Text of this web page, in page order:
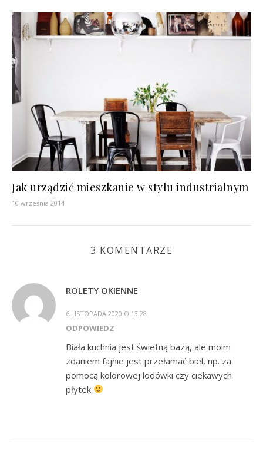
Jak urządzić mieszkanie w stylu industrialnym
10 września 2014
3 KOMENTARZE
ROLETY OKIENNE
6 LISTOPADA 2020 O 13:28
ODPOWIEDZ
Biała kuchnia jest świetną bazą, ale moim
zdaniem fajnie jest przełamać biel, np. za
pomocą kolorowej lodówki czy ciekawych
płytek